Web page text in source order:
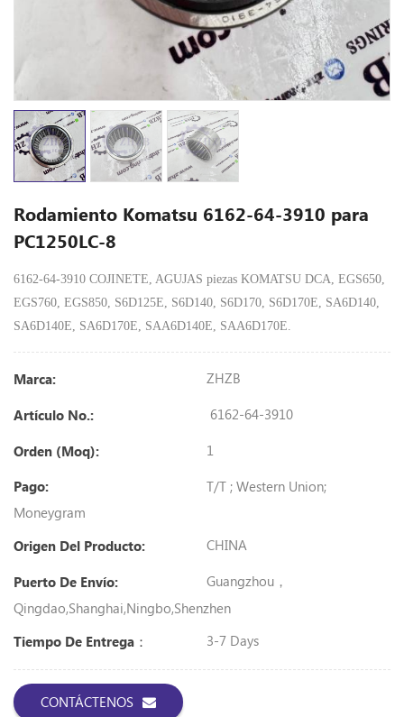
Rodamiento Komatsu 6162-64-3910 para
PC1250LC-8
6162-64-3910 COJINETE, AGUJAS piezas KOMATSU DCA, EGS650,
EGS760, EGS850, S6D125E, S6D140, S6D170, S6D170E, SA6D140,
SA6D140E, SA6D170E, SAA6D140E, SAA6D170E.
Marca: ZHZB
Artículo No.: 6162-64-3910
Orden (Moq): 1
Pago:
T/T ; Western Union;
Moneygram
Origen Del Producto:
CHINA
Puerto De Envío:
Guangzhou，
Qingdao,Shanghai,Ningbo,shenzhen
Tiempo De Entrega：
3-7 Days
CONTÁCTENOS